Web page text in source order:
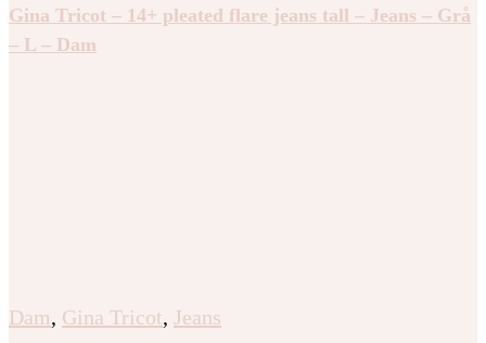
Gina Tricot – 14+ pleated flare jeans tall – Jeans – Grå
– L – Dam
Dam, Gina Tricot, Jeans